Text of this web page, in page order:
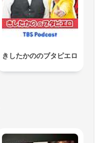
きしたかののブタピエロ